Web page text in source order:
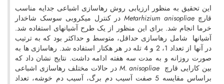
این تحقیق به منظور ارزیابی روش رهاسازی اشباعی جدایه مناسب
قارچ Metarhizium anisopliaeدر کنترل میکروبی سوسک شاخدار
خرما انجام شد. برای این منظور از یک طرح آشیانه­ای استفاده شد.
آشیان­ها شامل رهاسازی حداقل، متوسط و حداکثر بود که به ترتیب
در آن­ها از تعداد 1، 2 و 4 تله در هر هکتار استفاده شد. رهاسازی ­ها به
صورت روزانه و به مدت سه هفته ادامه داشت. نتایج نشان داد که
بین کارایی قارچ M. anisopliae در حالات مختلف رهاسازی اشباعی
براساس مقایسه 5 صفت آسیب دم ­برگ، آسیب دم­ خوشه، تعداد